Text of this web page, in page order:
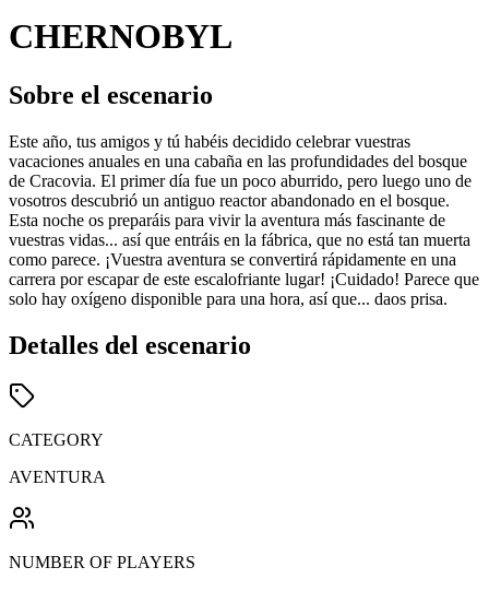
CHERNOBYL
Sobre el escenario
Este año, tus amigos y tú habéis decidido celebrar vuestras
vacaciones anuales en una cabaña en las profundidades del bosque
de Cracovia. El primer día fue un poco aburrido, pero luego uno de
vosotros descubrió un antiguo reactor abandonado en el bosque.
Esta noche os preparáis para vivir la aventura más fascinante de
vuestras vidas... así que entráis en la fábrica, que no está tan muerta
como parece. ¡Vuestra aventura se convertirá rápidamente en una
carrera por escapar de este escalofriante lugar! ¡Cuidado! Parece que
solo hay oxígeno disponible para una hora, así que... daos prisa.
Detalles del escenario
CATEGORY
AVENTURA
NUMBER OF PLAYERS